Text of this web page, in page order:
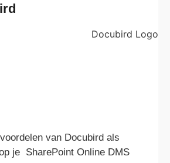
van Docubird als
je SharePoint Online DMS